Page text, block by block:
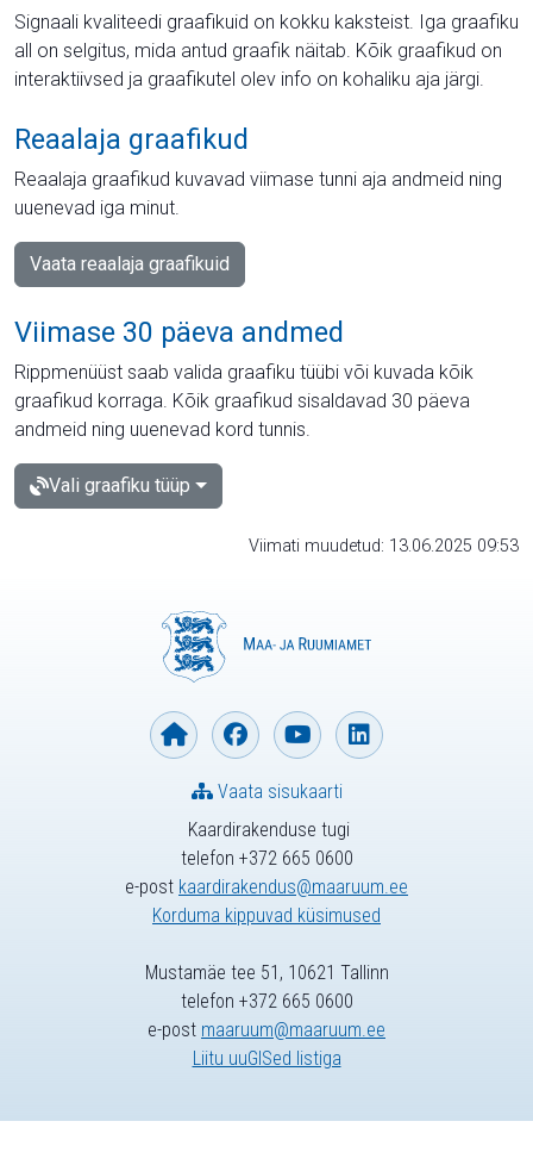
Signaali kvaliteedi graafikuid on kokku kaksteist. Iga graafiku
all on selgitus, mida antud graafik näitab. Kõik graafikud on
interaktiivsed ja graafikutel olev info on kohaliku aja järgi.
Reaalaja graafikud
Reaalaja graafikud kuvavad viimase tunni aja andmeid ning
uuenevad iga minut.
Vaata reaalaja graafikuid
Viimase 30 päeva andmed
Rippmenüüst saab valida graafiku tüübi või kuvada kõik
graafikud korraga. Kõik graafikud sisaldavad 30 päeva
andmeid ning uuenevad kord tunnis.
Vali graafiku tüüp
Viimati muudetud: 13.06.2025 09:53
Kaardirakenduse tugi
telefon +372 665 0600
e-post kaardirakendus@maaruum.ee
Korduma kippuvad küsimused
Vaata sisukaarti
Mustamäe tee 51, 10621 Tallinn
telefon +372 665 0600
e-post maaruum@maaruum.ee
Liitu uuGISed listiga